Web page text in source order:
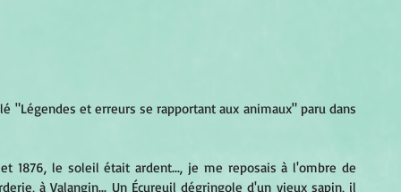
"Légendes et erreurs se rapportant aux animaux" paru dans
1876, le soleil était ardent..., je me reposais à l'ombre de
à Valangin... Un Écureuil dégringole d'un vieux sapin, il